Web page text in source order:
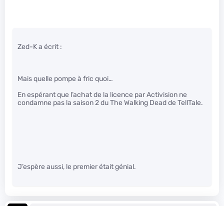
Zed-K a écrit :
Mais quelle pompe à fric quoi…
En espérant que l’achat de la licence par Activision ne
condamne pas la saison 2 du The Walking Dead de TellTale.
J’espère aussi, le premier était génial.